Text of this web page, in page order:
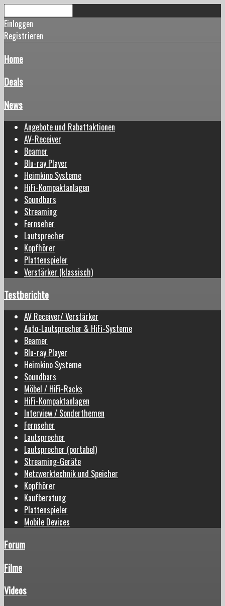
Einloggen
Registrieren
Home
Deals
News
Angebote und Rabattaktionen
AV-Receiver
Beamer
Blu-ray Player
Heimkino Systeme
HiFi-Kompaktanlagen
Soundbars
Streaming
Fernseher
Lautsprecher
Kopfhörer
Plattenspieler
Verstärker (klassisch)
Testberichte
AV Receiver/ Verstärker
Auto-Lautsprecher & HiFi-Systeme
Beamer
Blu-ray Player
Heimkino Systeme
Soundbars
Möbel / HiFi-Racks
HiFi-Kompaktanlagen
Interview / Sonderthemen
Fernseher
Lautsprecher
Lautsprecher (portabel)
Streaming-Geräte
Netzwerktechnik und Speicher
Kopfhörer
Kaufberatung
Plattenspieler
Mobile Devices
Forum
Filme
Videos